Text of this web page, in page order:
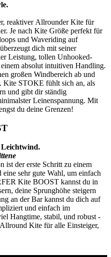
reaktiver Allrounder Kite für
Je nach Kite Größe perfekt für
und Waveriding auf
dich mit seiner
Leistung, tollen Unhooked-
absolut intuitiven Handling.
großen Windbereich ab und
Kite STOKE fühlt sich an, als
und gibt dir ständig
Leinenspannung. Mit
du deine Grenzen!
ist der erste Schritt zu einem
sehr gute Wahl, um einfach
Kite BOOST kannst du in
deine Sprunghöhe steigern
an der Bar kannst du dich auf
und einfach im
Hangtime, stabil, und robust -
Kite für alle Einsteiger,